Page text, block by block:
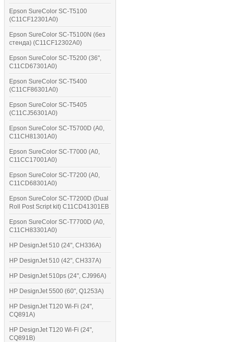
Epson SureColor SC-T5100
(C11CF12301A0)
Epson SureColor SC-T5100N (без
стенда) (C11CF12302A0)
Epson SureColor SC-T5200 (36",
C11CD67301A0)
Epson SureColor SC-T5400
(C11CF86301A0)
Epson SureColor SC-T5405
(C11CJ56301A0)
Epson SureColor SC-T5700D (A0,
C11CH81301A0)
Epson SureColor SC-T7000 (A0,
C11CC17001A0)
Epson SureColor SC-T7200 (A0,
C11CD68301A0)
Epson SureColor SC-T7200D (Dual
Roll Post Script kit) C11CD41301EB
Epson SureColor SC-T7700D (A0,
C11CH83301A0)
HP DesignJet 510 (24", CH336A)
HP DesignJet 510 (42", CH337A)
HP DesignJet 510ps (24", CJ996A)
HP DesignJet 5500 (60", Q1253A)
HP DesignJet T120 Wi-Fi (24",
CQ891A)
HP DesignJet T120 Wi-Fi (24",
CQ891B)